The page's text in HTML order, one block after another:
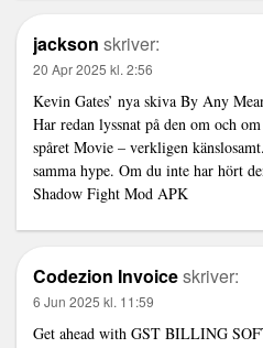
jackson skriver:
20 Apr 2025 kl. 2:56
Kevin Gates’ nya skiva By Any
Har redan lyssnat på den om och
spåret Movie – verkligen
samma hype. Om du inte har hört
Shadow Fight Mod APK
Codezion Invoiceskriver:
6 Jun 2025 kl. 11:59
Get ahead with GST BILLING